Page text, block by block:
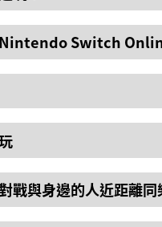
Switch
戰與身邊的人近距離同